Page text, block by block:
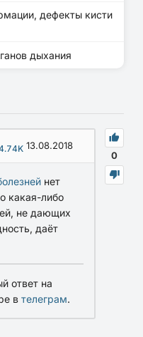
дефекты кисти
дыхания
0
13.08.2018
нет
какая-либо
не дающих
даёт
ответ на
в телеграм.